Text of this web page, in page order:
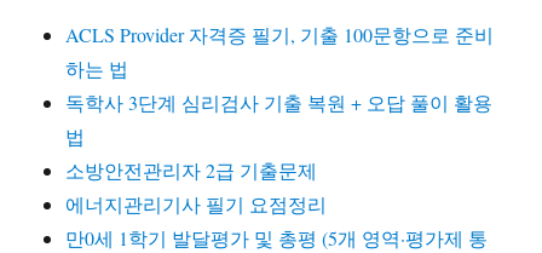
ACLS Provider 자격증 필기, 기출 100문항으로 준비
하는 법
독학사 3단계 심리검사 기출 복원 + 오답 풀이 활용
법
소방안전관리자 2급 기출문제
에너지관리기사 필기 요점정리
만0세 1학기 발달평가 및 총평 (5개 영역·평가제 통